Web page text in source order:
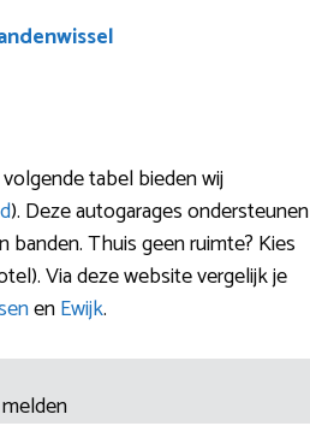
tabel bieden wij
). Deze autogarages ondersteunen
banden. Thuis geen ruimte? Kies
Via deze website vergelijk je
enEwijk.